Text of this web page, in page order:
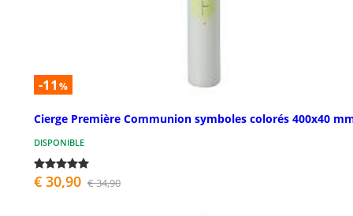
-11 %
Cierge Première Communion symboles colorés 400x40
DISPONIBLE
€ 30,90 € 34,90